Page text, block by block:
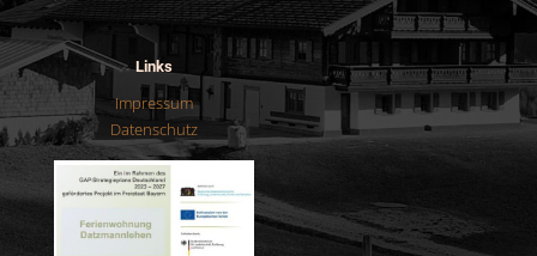
Links
Impressum
Datenschutz